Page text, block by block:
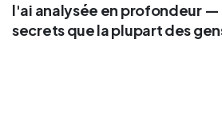
l'ai analysée en profondeur —
secrets que la plupart des